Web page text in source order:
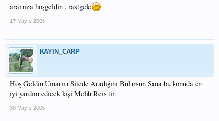
aramıza hoşgeldin , rastgele
17 Mayıs 2006
KAYIN_CARP
Hoş Geldin Umarım Sitede Aradığını Bulursun Sana bu konuda en
iyi yardım edicek kişi Melih Reis tir.
30 Mayıs 2006